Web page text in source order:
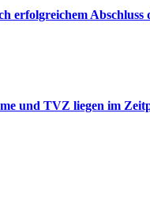
erfolgreichem
und TVZ liegen im